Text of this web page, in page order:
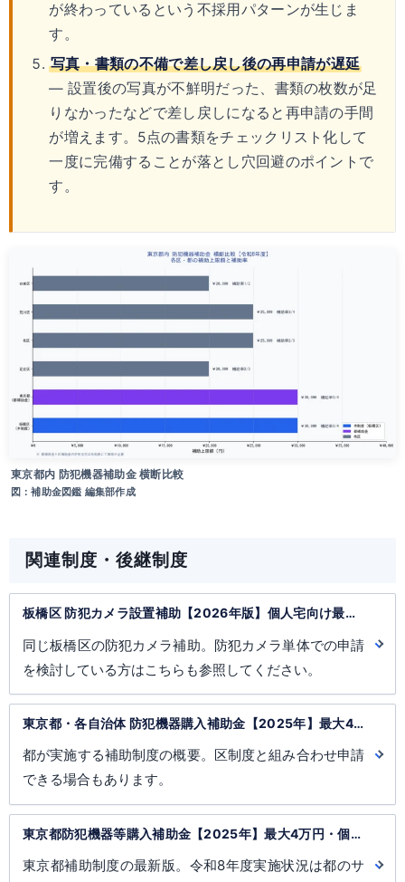
が終わっているという不採用パターンが生じま
す。
写真・書類の不備で差し戻し後の再申請が遅延
— 設置後の写真が不鮮明だった、書類の枚数が足
りなかったなどで差し戻しになると再申請の手間
が増えます。5点の書類をチェックリスト化して
一度に完備することが落とし穴回避のポイントで
す。
東京都内 防犯機器補助金 横断比較
図：補助金図鑑 編集部作成
関連制度・後継制度
板橋区 防犯カメラ設置補助【2026年版】個人宅向け最大
同じ板橋区の防犯カメラ補助。防犯カメラ単体での申請
を検討している方はこちらも参照してください。
東京都・各自治体 防犯機器購入補助金【2025年】最大4
都が実施する補助制度の概要。区制度と組み合わせ申請
できる場合もあります。
東京都防犯機器等購入補助金【2025年】最大4万円・個人
東京都補助制度の最新版。令和8年度実施状況は都のサ